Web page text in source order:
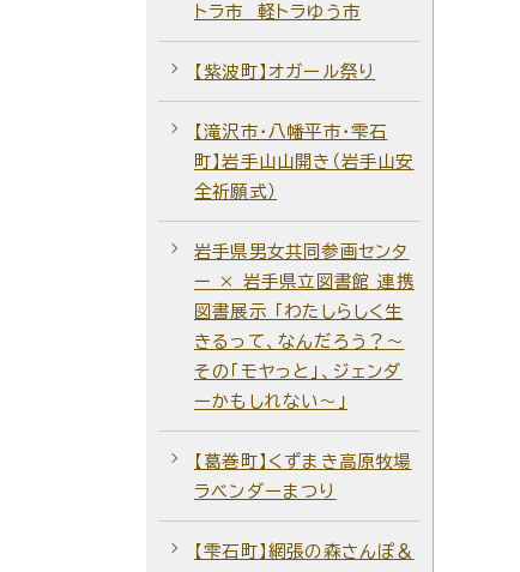
トラ市 軽トラゆう市
【紫波町】オガール祭り
【滝沢市・八幡平市・雫石
町】岩手山山開き（岩手山安
全祈願式）
岩手県男女共同参画センタ
ー × 岩手県立図書館 連携
図書展示 「わたしらしく生
きるって、なんだろう？～
その「モヤっと」、ジェンダ
ーかもしれない～」
【葛巻町】くずまき高原牧場
ラベンダーまつり
【雫石町】網張の森さんぽ＆